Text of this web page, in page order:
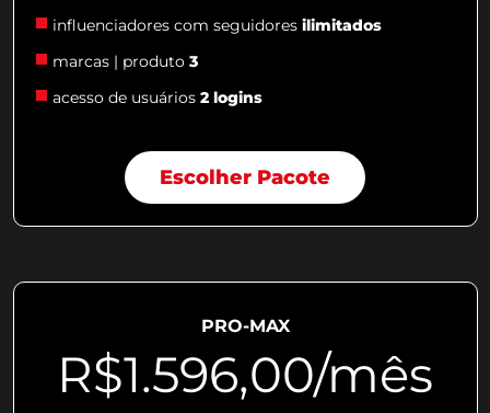
influenciadores com seguidores ilimitados
marcas | produto 3
acesso de usuários 2 logins
Escolher Pacote
PRO-MAX
R$1.596,00/mês